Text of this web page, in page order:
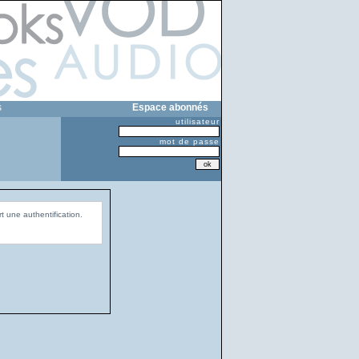
Espace abonnés
utilisateur
mot de passe
une authentification.